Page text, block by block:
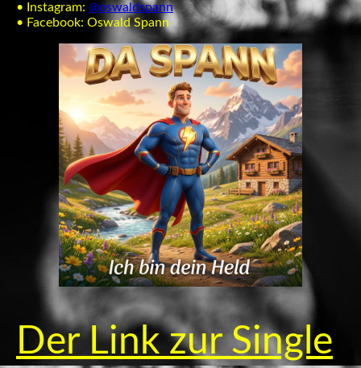
• Instagram: @oswaldspann
• Facebook: Oswald Spann
Der Link zur Single